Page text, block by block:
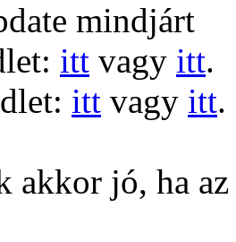
mindjárt
itt vagy itt.
itt vagy itt.
akkor jó, ha